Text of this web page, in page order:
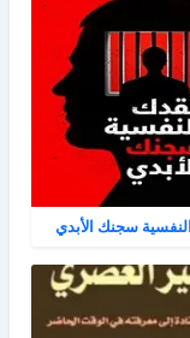
سجنك الأبدي